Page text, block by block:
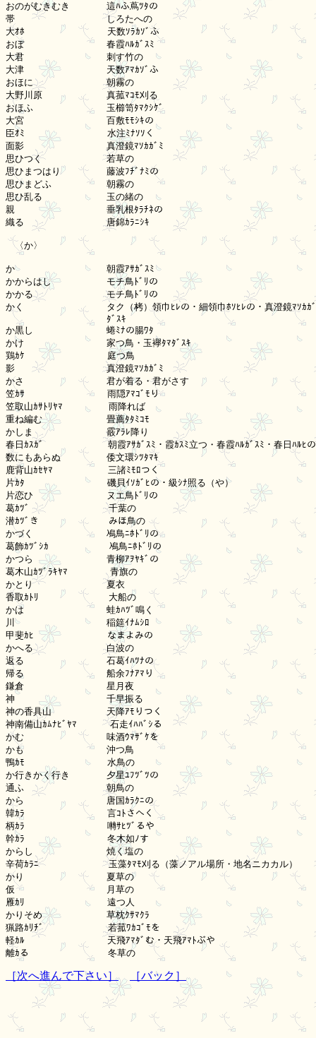
おのがむきむき　　　　這ﾊふ蔦ﾂﾀの
帯　　　　　　　　　　しろたへの
大ｵﾎ　　　　　　　　　天数ｿﾗｶｿﾞふ
おぼ　　　　　　　　　春霞ﾊﾙｶﾞｽﾐ
大君　　　　　　　　　刺す竹の
大津　　　　　　　　　天数ｱﾏｶｿﾞふ
おほに　　　　　　　　朝霧の
大野川原　　　　　　　真菰ﾏｺﾓ刈る
おほふ　　　　　　　　玉櫛笥ﾀﾏｸｼｹﾞ
大宮　　　　　　　　　百敷ﾓﾓｼｷの
臣ｵﾐ　　　　　　　　　水注ﾐﾅｿｿく
面影　　　　　　　　　真澄鏡ﾏｿｶｶﾞﾐ
思ひつく　　　　　　　若草の
思ひまつはり　　　　　藤波ﾌﾁﾞﾅﾐの
思ひまどふ　　　　　　朝霧の
思ひ乱る　　　　　　　玉の緒の
親　　　　　　　　　　垂乳根ﾀﾗﾁﾈの
織る　　　　　　　　　唐錦ｶﾗﾆｼｷ
〈か〉
か　　　　　　　　　　朝霞ｱｻｶﾞｽﾐ
かからはし　　　　　　モチ鳥ﾄﾞﾘの
かかる　　　　　　　　モチ鳥ﾄﾞﾘの
かく　　　　　　　　　タク（栲）領巾ﾋﾚの・細領巾ﾎｿﾋﾚの・真澄鏡ﾏｿｶｶ
ﾀﾞｽｷ
か黒し　　　　　　　　蜷ﾐﾅの腸ﾜﾀ
かけ　　　　　　　　　家つ鳥・玉襷ﾀﾏﾀﾞｽｷ
鶏ｶｹ　　　　　　　　　庭つ鳥
影　　　　　　　　　　真澄鏡ﾏｿｶｶﾞﾐ
かさ　　　　　　　　　君が着る・君がさす
笠ｶｻ　　　　　　　　　雨隠ｱﾏｺﾞﾓり
笠取山ｶｻﾄﾘﾔﾏ　　　　　雨降れば
重ね編む　　　　　　　畳薦ﾀﾀﾐｺﾓ
かしま　　　　　　　　霰ｱﾗﾚ降り
春日ｶｽｶﾞ　　　　　　　朝霞ｱｻｶﾞｽﾐ・霞ｶｽﾐ立つ・春霞ﾊﾙｶﾞｽﾐ・春日ﾊﾙﾋ
数にもあらぬ　　　　　倭文環ｼﾂﾀﾏｷ
鹿背山ｶｾﾔﾏ　　　　　　三諸ﾐﾓﾛつく
片ｶﾀ　　　　　　　　　磯貝ｲｿｶﾞﾋの・級ｼﾅ照る（や）
片恋ひ　　　　　　　　ヌエ鳥ﾄﾞﾘの
葛ｶﾂﾞ　　　　　　　 　千葉の
潜ｶﾂﾞき　　　　　　 　みほ鳥の
かづく　　　　　　　　鳰鳥ﾆﾎﾄﾞﾘの
葛飾ｶﾂﾞｼｶ　　　　　　 鳰鳥ﾆﾎﾄﾞﾘの
かつら　　　　　　　　青柳ｱｦﾔｷﾞの
葛木山ｶﾂﾞﾗｷﾔﾏ　　　　 青旗の
かとり　　　　　　　　夏衣
香取ｶﾄﾘ　　　　　　　 大船の
かは　　　　　　　　　蛙ｶﾊﾂﾞ鳴く
川　　　　　　　　　　稲筵ｲﾅﾑｼﾛ
甲斐ｶﾋ　　　　　　　　なまよみの
かへる　　　　　　　　白波の
返る　　　　　　　　　石葛ｲﾊﾂﾅの
帰る　　　　　　　　　船余ﾌﾅｱﾏり
鎌倉　　　　　　　　　星月夜
神　　　　　　　　　　千早振る
神の香具山　　　　　　天降ｱﾓりつく
神南備山ｶﾑﾅﾋﾞﾔﾏ　　　 石走ｲﾊﾊﾞｼる
かむ　　　　　　　　　味酒ｳﾏｻﾞｹを
かも　　　　　　　　　沖つ鳥
鴨ｶﾓ　　　　　　　　　水鳥の
か行きかく行き　　　　夕星ﾕﾌﾂﾞﾂの
通ふ　　　　　　　　　朝鳥の
から　　　　　　　　　唐国ｶﾗｸﾆの
韓ｶﾗ　　　　　　　　　言ｺﾄさへく
柄ｶﾗ　　　　　　　　　囀ｻﾋﾂﾞるや
幹ｶﾗ　　　　　　　　　冬木如ﾉす
からし　　　　　　　　焼く塩の
辛荷ｶﾗﾆ　　　　　　 　玉藻ﾀﾏﾓ刈る（藻ノアル場所・地名ニカカル）
かり　　　　　　　　　夏草の
仮　　　　　　　　　　月草の
雁ｶﾘ　　　　　　　　　遠つ人
かりそめ　　　　　　　草枕ｸｻﾏｸﾗ
猟路ｶﾘﾁﾞ　　　　　　　若菰ﾜｶｺﾞﾓを
軽ｶﾙ　　　　　　　　　天飛ｱﾏﾀﾞむ・天飛ｱﾏﾄぶや
［次へ進んで下さい］ ［バック］